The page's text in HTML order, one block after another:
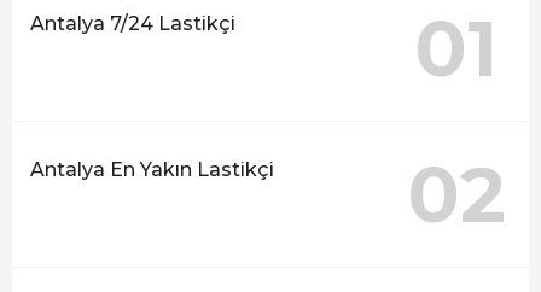
Antalya 7/24 Lastikçi 01
Antalya En Yakın Lastikçi 02